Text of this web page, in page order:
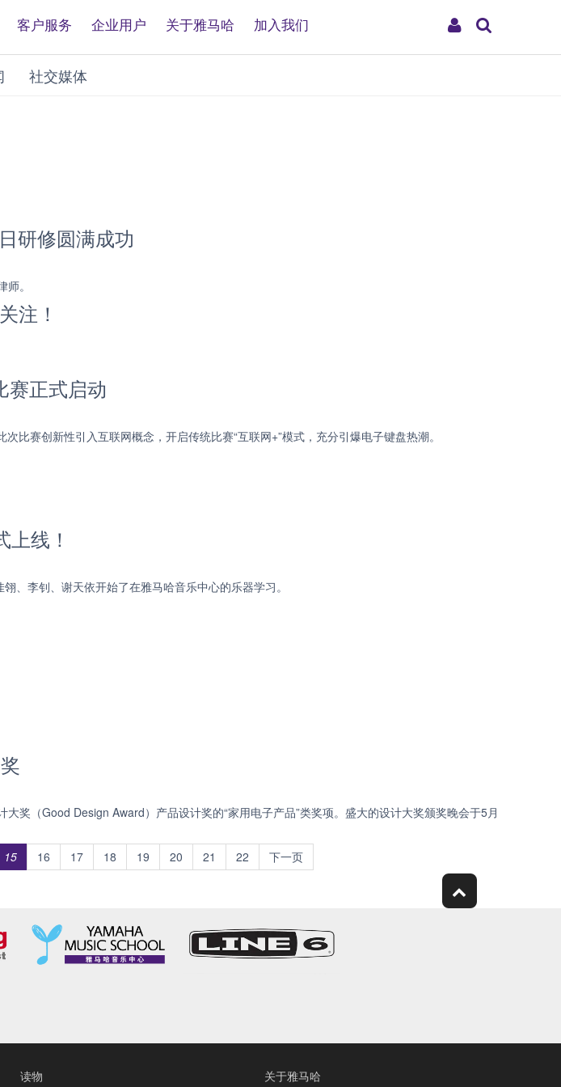
My
客户服务 企业用户 关于雅马哈 加入我们
社交媒体
研修圆满成功
。
注！
正式启动
赛创新性引入互联网概念，开启传统比赛“互联网+”模式，充分引爆电子键盘热潮。
线！
李钊、谢天依开始了在雅马哈音乐中心的乐器学习。
奖（Good Design Award）产品设计奖的“家用电子产品”类奖项。盛大的设计大奖颁奖晚会于5月
15 16 17 18 19 20 21 22 下一页
读物 关于雅马哈